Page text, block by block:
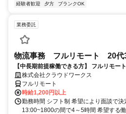
経験者歓迎
夕方 ブランクOK
業務委託
物流事務 フルリモート 20代
【中長期前提稼働できる方】 フルリモートで日本全国から応募OK♪ 月稼
働80時間で安定収入！
株式会社クラウドワークス
フルリモート
時給1,200円以上
勤務時間 シフト制 希望により面談で決
13:00~1800の間で4～5時間 希望する